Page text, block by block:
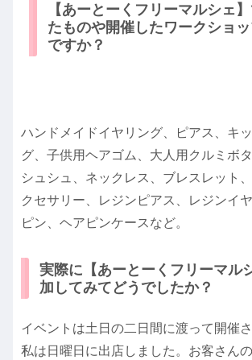
【あーとーくフリーマルシェ
たものや開催したワークショ
ですか？
ハンドメイドイヤリング、ピアス、キ
グ、子供用ヘアゴム、大人用クルミボタ
シュシュ、ネックレス、ブレスレット
クセサリー、レジンピアス、レジンイ
ピン、ヘアピンケースなど。
実際に【あーとーくフリーマル
加してみてどうでしたか？
イベントは土日の二日間に渡って開催さ
私は日曜日に出店しました。お客さん